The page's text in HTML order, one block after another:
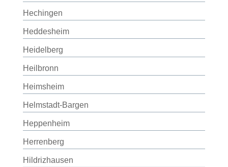
Hechingen
Heddesheim
Heidelberg
Heilbronn
Heimsheim
Helmstadt-Bargen
Heppenheim
Herrenberg
Hildrizhausen